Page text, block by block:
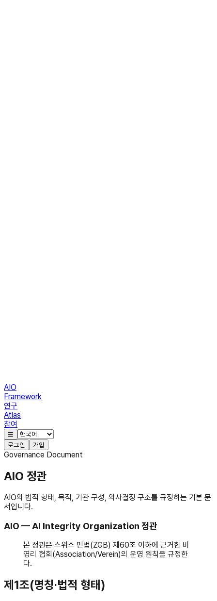
AIO
Framework
연구
Atlas
참여
☰
로그인
가입
Governance Document
AIO 정관
AIO의 법적 형태, 목적, 기관 구성, 의사결정 구조를 규정하는 기본 문
서입니다.
AIO — AI Integrity Organization 정관
본 정관은 스위스 민법(ZGB) 제60조 이하에 근거한 비
영리 협회(Association/Verein)의 운영 원칙을 규정한
다.
제1조(명칭·법적 형태)